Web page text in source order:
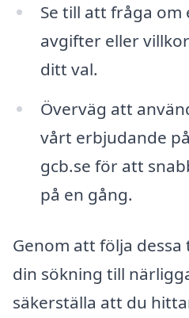
Se till att fråga om
avgifter eller
ditt val.
Överväg att
vårt erbjudande
gcb.se för att
på en gång.
Genom att följa
din sökning till
säkerställa att du